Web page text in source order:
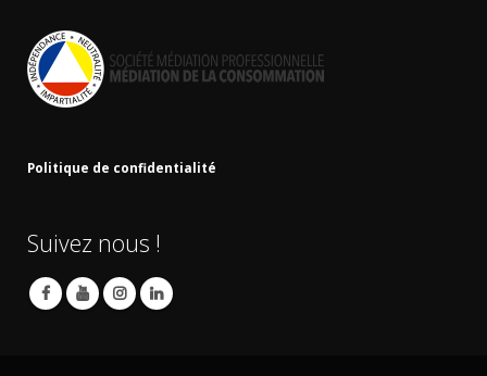
Politique de confidentialité
Suivez nous !